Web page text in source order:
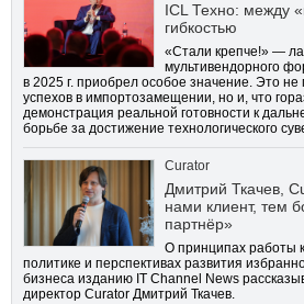
ICL Техно: между
гибкостью
«Стали крепче!» —
мультивендорного
в 2025 г. приобрел особое значение. Это не
успехов в импортозамещении, но и, что
демонстрация реальной готовности к
борьбе за достижение технологического
Curator
Дмитрий Ткачев,
нами клиент, тем
партнёр»
О принципах работы
политике и перспективах развития
бизнеса изданию IT Channel News
директор Curator Дмитрий Ткачев.